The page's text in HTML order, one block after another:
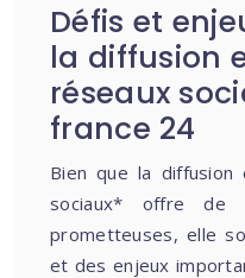
Défis et
la diffusion
réseaux
france 24
Bien que la
sociaux* offre de
prometteuses, elle
et des enjeux